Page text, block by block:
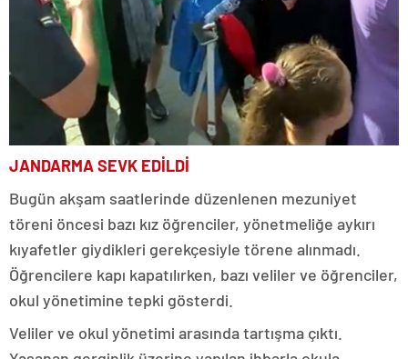
JANDARMA SEVK EDİLDİ
Bugün akşam saatlerinde düzenlenen mezuniyet
töreni öncesi bazı kız öğrenciler, yönetmeliğe aykırı
kıyafetler giydikleri gerekçesiyle törene alınmadı.
Öğrencilere kapı kapatılırken, bazı veliler ve öğrenciler,
okul yönetimine tepki gösterdi.
Veliler ve okul yönetimi arasında tartışma çıktı.